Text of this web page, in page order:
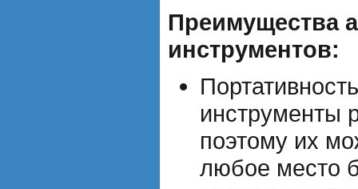
Преимущества
инструментов:
инструменты
поэтому их
любое место